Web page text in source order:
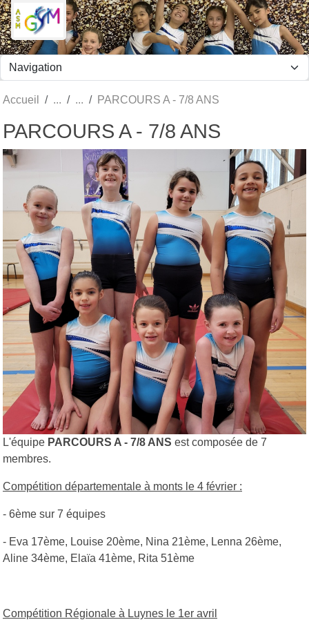
Accueil PARCOURS A - 7/8 ANS
PARCOURS A - 7/8 ANS
L'équipe PARCOURS A - 7/8 ANS est composée de 7
membres.
Compétition départementale à monts le 4 février :
- 6ème sur 7 équipes
- Eva 17ème, Louise 20ème, Nina 21ème, Lenna 26ème,
Aline 34ème, Elaïa 41ème, Rita 51ème
Compétition Régionale à Luynes le 1er avril
Panneau de gestion des cookies